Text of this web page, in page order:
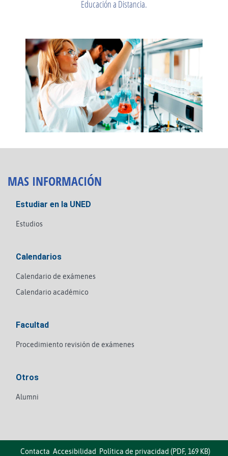
Educación a Distancia.
MAS INFORMACIÓN
Estudiar en la UNED
Estudios
Calendarios
Calendario de exámenes
Calendario académico
Facultad
Procedimiento revisión de exámenes
Otros
Alumni
Contacta Accesibilidad Política de privacidad (PDF, 169 KB)